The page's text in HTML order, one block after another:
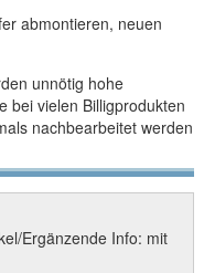
abmontieren, neuen
unnötig hohe
bei vielen Billigprodukten
nachbearbeitet werden
Ergänzende Info: mit